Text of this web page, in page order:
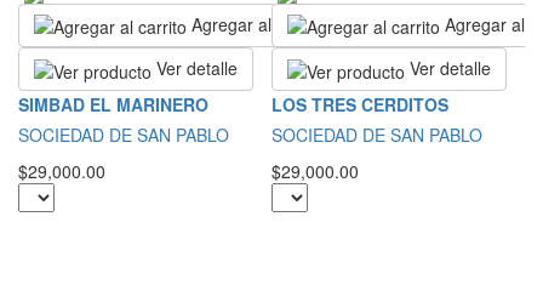
Agregar al carrito
Ver detalle
SIMBAD EL MARINERO
SOCIEDAD DE SAN PABLO
$29,000.00
Agregar al
Ver detalle
LOS TRES CERDITOS
SOCIEDAD DE SAN PABLO
$29,000.00